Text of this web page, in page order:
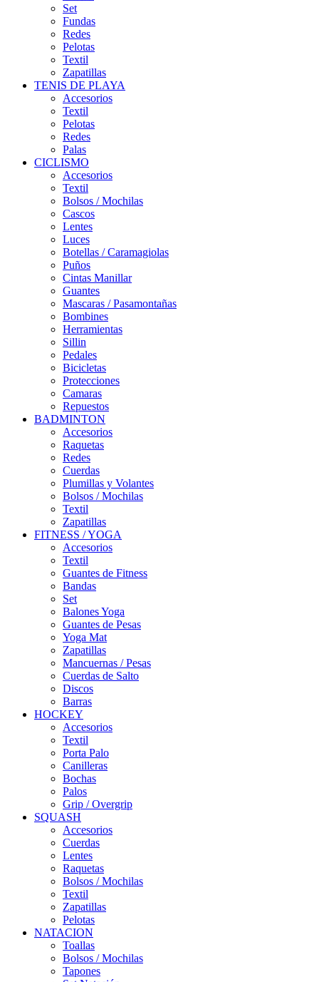
Set
Fundas
Redes
Pelotas
Textil
Zapatillas
TENIS DE PLAYA
Accesorios
Textil
Pelotas
Redes
Palas
CICLISMO
Accesorios
Textil
Bolsos / Mochilas
Cascos
Lentes
Luces
Botellas / Caramagiolas
Puños
Cintas Manillar
Guantes
Mascaras / Pasamontañas
Bombines
Herramientas
Sillin
Pedales
Bicicletas
Protecciones
Camaras
Repuestos
BADMINTON
Accesorios
Raquetas
Redes
Cuerdas
Plumillas y Volantes
Bolsos / Mochilas
Textil
Zapatillas
FITNESS / YOGA
Accesorios
Textil
Guantes de Fitness
Bandas
Set
Balones Yoga
Guantes de Pesas
Yoga Mat
Zapatillas
Mancuernas / Pesas
Cuerdas de Salto
Discos
Barras
HOCKEY
Accesorios
Textil
Porta Palo
Canilleras
Bochas
Palos
Grip / Overgrip
SQUASH
Accesorios
Cuerdas
Lentes
Raquetas
Bolsos / Mochilas
Textil
Zapatillas
Pelotas
NATACION
Toallas
Bolsos / Mochilas
Tapones